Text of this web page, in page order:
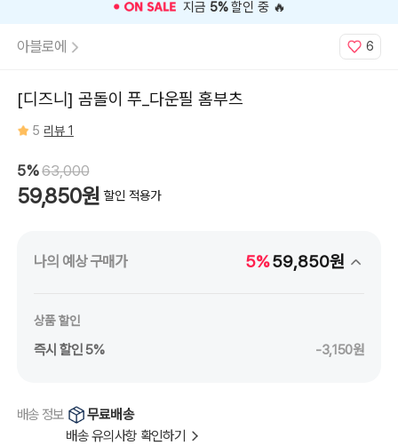
⭐️ 고객 평점5인기 상품 ⭐️
아블로에 6
[디즈니] 곰돌이 푸_다운필 홈부츠
5 리뷰 1
5%63,000
59,850원 할인 적용가
나의 예상 구매가 5%59,850원
상품 할인
즉시 할인 5% -3,150원
배송 정보
무료배송
배송 유의사항 확인하기